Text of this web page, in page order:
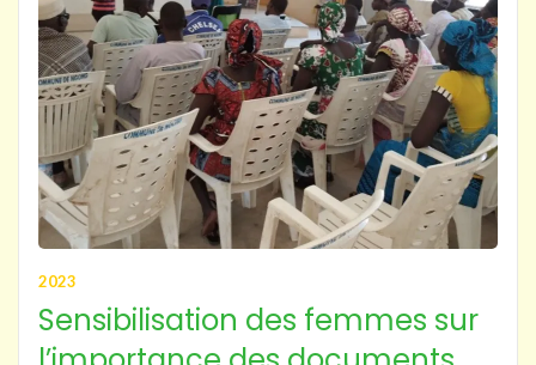
2023
Sensibilisation des femmes sur